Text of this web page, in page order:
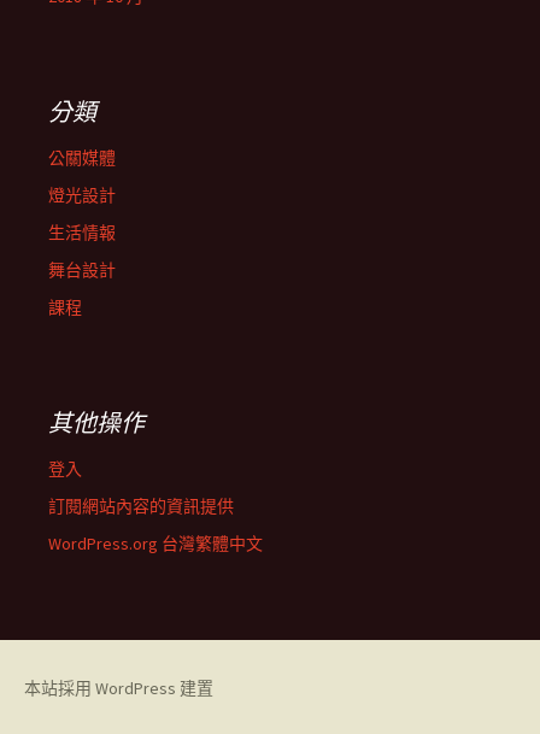
分類
公關媒體
燈光設計
生活情報
舞台設計
課程
其他操作
登入
訂閱網站內容的資訊提供
WordPress.org 台灣繁體中文
本站採用 WordPress 建置